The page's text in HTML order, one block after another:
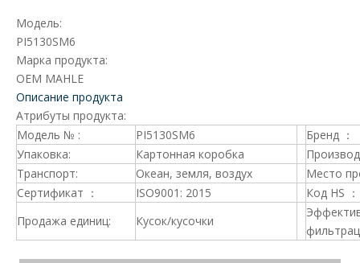
Модель:
PI5130SM6
Марка продукта:
OEM MAHLE
Описание продукта
Атрибуты продукта:
Модель № :
PI5130SM6
Бренд ：
Упаковка:
Картонная коробка
Транспорт:
Океан, земля, воздух
Место
Сертификат ：
ISO9001: 2015
Код HS ：
Продажа единиц:
Кусок/кусочки